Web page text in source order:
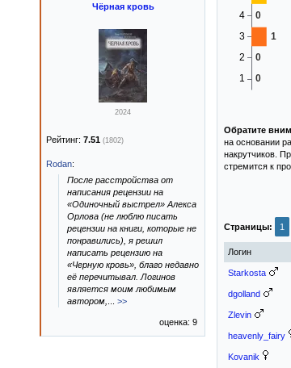
Обратите
на основании
накрутчиков.
стремится к
Страницы: 1
Логин
Starkosta
dgolland
Zlevin
heavenly_fairy
Kovanik
Чёрная кровь
2024
Рейтинг: 7.51 (1802)
Rodan:
После расстройства от
написания рецензии на
«Одиночный выстрел» Алекса
Орлова (не люблю писать
рецензии на книги, которые не
понравились), я решил
написать рецензию на
«Черную кровь», благо недавно
её перечитывал. Логинов
является моим любимым
автором,
>>
оценка: 9